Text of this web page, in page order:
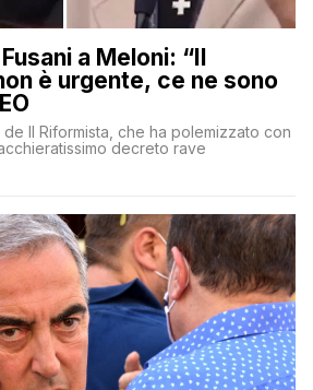
a Meloni: “Il
è urgente, ce ne sono
Il Riformista, che ha polemizzato con
decreto rave